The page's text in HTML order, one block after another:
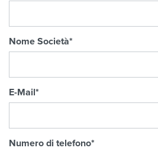
Nome Società*
E-Mail*
Numero di telefono*